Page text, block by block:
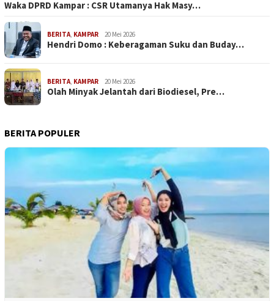
Waka DPRD Kampar : CSR Utamanya Hak Masy…
BERITA, KAMPAR 20 Mei 2026
Hendri Domo : Keberagaman Suku dan Buday…
BERITA, KAMPAR 20 Mei 2026
Olah Minyak Jelantah dari Biodiesel, Pre…
BERITA POPULER